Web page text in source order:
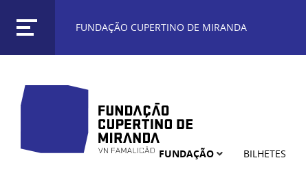
FUNDAÇÃO CUPERTINO DE MIRANDA
FUNDAÇÃO BILHETES